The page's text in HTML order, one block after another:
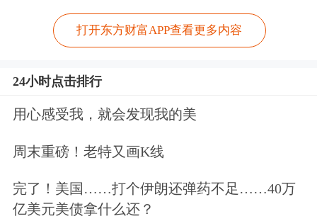
打开东方财富APP查看更多内容
24小时点击排行
用心感受我，就会发现我的美
周末重磅！老特又画K线
完了！美国……打个伊朗还弹药不足……40万
亿美元美债拿什么还？